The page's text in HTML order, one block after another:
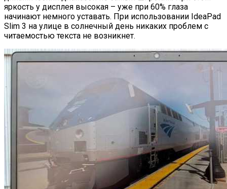
яркость у дисплея высокая – уже при 60% глаза
начинают немного уставать. При использовании IdeaPad
Slim 3 на улице в солнечный день никаких проблем с
читаемостью текста не возникнет.